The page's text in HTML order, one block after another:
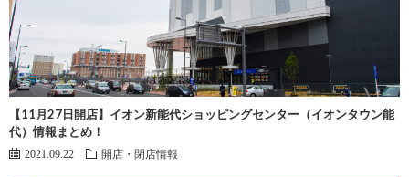
【11月27日開店】イオン新能代ショッピングセンター（イオンタウン能
代）情報まとめ！
2021.09.22 開店・閉店情報